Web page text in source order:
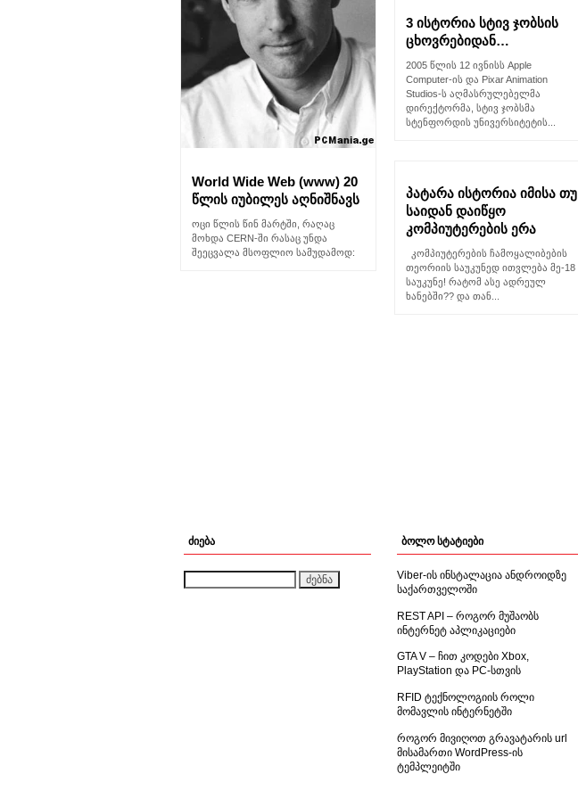
World Wide Web (www) 20
წლის იუბილეს აღნიშნავს
ოცი წლის წინ მარტში, რაღაც
მოხდა CERN-ში რასაც უნდა
შეეცვალა მსოფლიო სამუდამოდ:
3 ისტორია სტივ ჯობსის
ცხოვრებიდან…
2005 წლის 12 ივნისს Apple
Computer-ის და Pixar Animation
Studios-ს აღმასრულებელმა
დირექტორმა, სტივ ჯობსმა
სტენფორდის უნივერსიტეტის...
პატარა ისტორია იმისა თუ
საიდან დაიწყო
კომპიუტერების ერა
კომპიუტერების ჩამოყალიბების
თეორიის საუკუნედ ითვლება მე-18
საუკუნე! რატომ ასე ადრეულ
ხანებში?? და თან...
ძიება ბოლო სტატიები
Viber-ის ინსტალაცია ანდროიდზე
საქართველოში
REST API – როგორ მუშაობს
ინტერნეტ აპლიკაციები
GTA V – ჩით კოდები Xbox,
PlayStation და PC-სთვის
RFID ტექნოლოგიის როლი
მომავლის ინტერნეტში
როგორ მივიღოთ გრავატარის url
მისამართი WordPress-ის
ტემპლეიტში